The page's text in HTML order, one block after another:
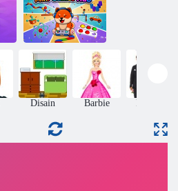
Lemmiklooma
hambaarst
Minimängude
keskus
Disain Barbie Pulmad